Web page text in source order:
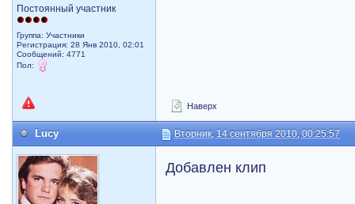
Постоянный участник
Группа: Участники
Регистрация: 28 Янв 2010, 02:01
Сообщений: 4771
Пол:
Наверх
Lucy Вторник, 14 сентября 2010, 00:25:57
Добавлен клип